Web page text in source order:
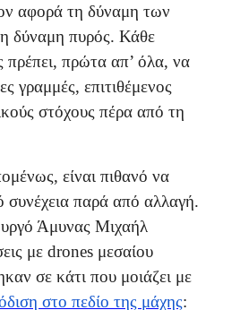
αφορά τη δύναμη των
δύναμη πυρός. Κάθε
πρέπει, πρώτα απ’ όλα, να
γραμμές, επιτιθέμενος
στόχους πέρα από τη
είναι πιθανό να
συνέχεια παρά από αλλαγή.
Άμυνας Μιχαήλ
με drones μεσαίου
σε κάτι που μοιάζει με
στο πεδίο της μάχης: